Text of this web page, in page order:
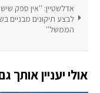
אדלשטיין: ''אין ספק שיש
לבצע תיקונים מבניים
הממשל''
אולי יעניין אותך